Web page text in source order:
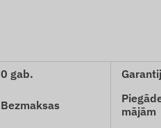
0 gab.
Bezmaksas
mājām